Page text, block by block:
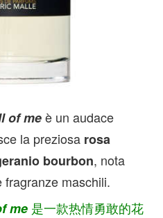
of meè un audace
la preziosa rosa
bourbon, nota
maschili.
me 是一款热情勇敢的花